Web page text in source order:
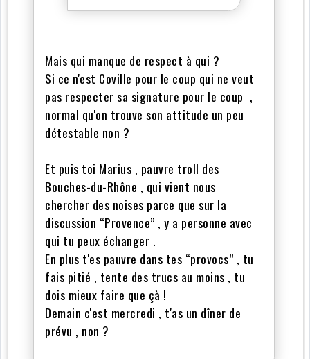
Mais qui manque de respect à qui ?
Si ce n'est Coville pour le coup qui ne veut
pas respecter sa signature pour le coup ,
normal qu'on trouve son attitude un peu
détestable non ?
Et puis toi Marius , pauvre troll des
Bouches-du-Rhône , qui vient nous
chercher des noises parce que sur la
discussion “Provence” , y a personne avec
qui tu peux échanger .
En plus t'es pauvre dans tes “provocs” , tu
fais pitié , tente des trucs au moins , tu
dois mieux faire que çà !
Demain c'est mercredi , t'as un dîner de
prévu , non ?